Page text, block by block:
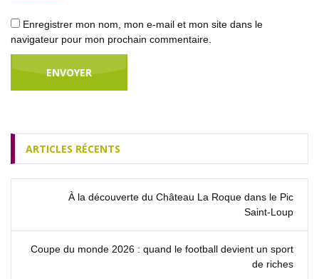
Enregistrer mon nom, mon e-mail et mon site dans le
navigateur pour mon prochain commentaire.
ARTICLES RÉCENTS
À la découverte du Château La Roque dans le Pic
Saint‑Loup
Coupe du monde 2026 : quand le football devient un sport
de riches